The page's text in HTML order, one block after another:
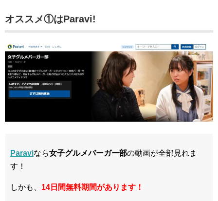
オススメ①はParavi!
Paraviなら女子グルメバーガー部の動画が全部見れま
す！
しかも、 14日間無料期間があります！